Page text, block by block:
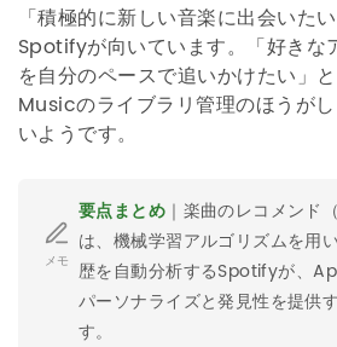
「積極的に新しい音楽に出会いた
Spotifyが向いています。「好きな
を自分のペースで追いかけたい」
Musicのライブラリ管理のほうが
いようです。
メモ
要点まとめ ｜楽曲のレコメンド
は、機械学習アルゴリズムを用
歴を自動分析するSpotifyが、
パーソナライズと発見性を提供
す。